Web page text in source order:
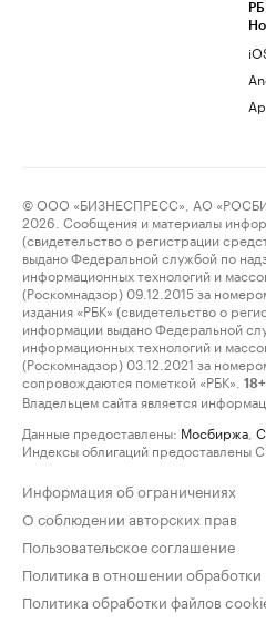
© ООО «БИЗНЕСПРЕСС», АО
2026. Сообщения и материалы
(свидетельство о регистрации
выдано Федеральной службой по
информационных технологий и
(Роскомнадзор) 09.12.2015 за
издания «РБК» (свидетельство о
информации выдано Федеральной
информационных технологий и
(Роскомнадзор) 03.12.2021 за
сопровождаются пометкой «РБК».
18+
Владельцем сайта является
Данные предоставлены: Мосбиржа
Индексы облигаций предоставлены
Информация об ограничениях
О соблюдении авторских прав
Пользовательское соглашение
Политика в отношении
Политика обработки файлов